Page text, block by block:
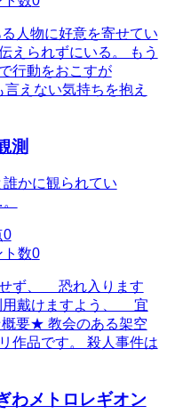
人物に好意を寄せてい
えられずにいる。 もう
行動をおこすが
ない気持ちを抱え
測
誰かに観られてい
0
ト数0
ず、 恐れ入ります
用戴けますよう、 宜
要★ 教会のある架空
作品です。 殺人事件は
わメトロレギオン